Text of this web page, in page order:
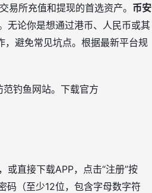
易所充值和提现的首选资产。 币安
无论你是想通过港币、人民币或其
避免常见坑点。根据最新平台规
范钓鱼网站。下载官方
或直接下载APP，点击“注册”按
码（至少12位，包含字母数字符